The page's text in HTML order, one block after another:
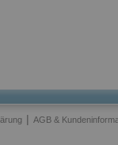
| AGB &